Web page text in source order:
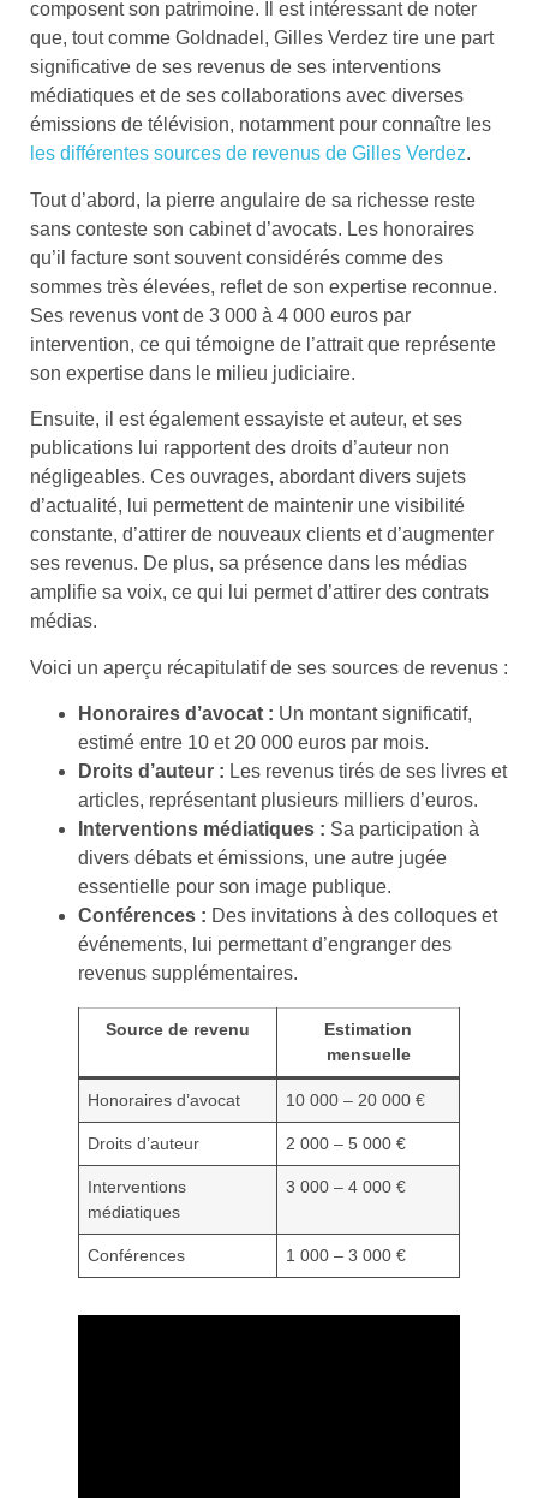
composent son patrimoine. Il est intéressant de noter
que, tout comme Goldnadel, Gilles Verdez tire une part
significative de ses revenus de ses interventions
médiatiques et de ses collaborations avec diverses
émissions de télévision, notamment pour connaître les
les différentes sources de revenus de Gilles Verdez.
Tout d’abord, la pierre angulaire de sa richesse reste
sans conteste son cabinet d’avocats. Les honoraires
qu’il facture sont souvent considérés comme des
sommes très élevées, reflet de son expertise reconnue.
Ses revenus vont de 3 000 à 4 000 euros par
intervention, ce qui témoigne de l’attrait que représente
son expertise dans le milieu judiciaire.
Ensuite, il est également essayiste et auteur, et ses
publications lui rapportent des droits d’auteur non
négligeables. Ces ouvrages, abordant divers sujets
d’actualité, lui permettent de maintenir une visibilité
constante, d’attirer de nouveaux clients et d’augmenter
ses revenus. De plus, sa présence dans les médias
amplifie sa voix, ce qui lui permet d’attirer des contrats
médias.
Voici un aperçu récapitulatif de ses sources de revenus :
Honoraires d’avocat : Un montant significatif,
estimé entre 10 et 20 000 euros par mois.
Droits d’auteur : Les revenus tirés de ses livres et
articles, représentant plusieurs milliers d’euros.
Interventions médiatiques : Sa participation à
divers débats et émissions, une autre jugée
essentielle pour son image publique.
Conférences : Des invitations à des colloques et
événements, lui permettant d’engranger des
revenus supplémentaires.
Source de revenu
Estimation
mensuelle
Honoraires d’avocat 10 000 – 20 000 €
Droits d’auteur 2 000 – 5 000 €
Interventions
médiatiques
3 000 – 4 000 €
Conférences 1 000 – 3 000 €